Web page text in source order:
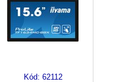
Kód: 62112